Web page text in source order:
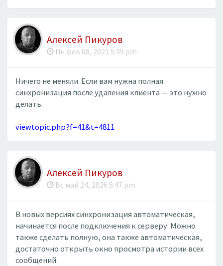
Алексей Пикуров
Пн фев 08, 2021 5:39 pm
Ничего не меняли. Если вам нужна полная
синхронизация после удаления клиента — это нужно
делать.
viewtopic.php?f=41&t=4811
Алексей Пикуров
Вс май 24, 2026 5:47 pm
В новых версиях синхронизация автоматическая,
начинается после подключения к серверу. Можно
также сделать полную, она также автоматическая,
достаточно открыть окно просмотра истории всех
сообщений.